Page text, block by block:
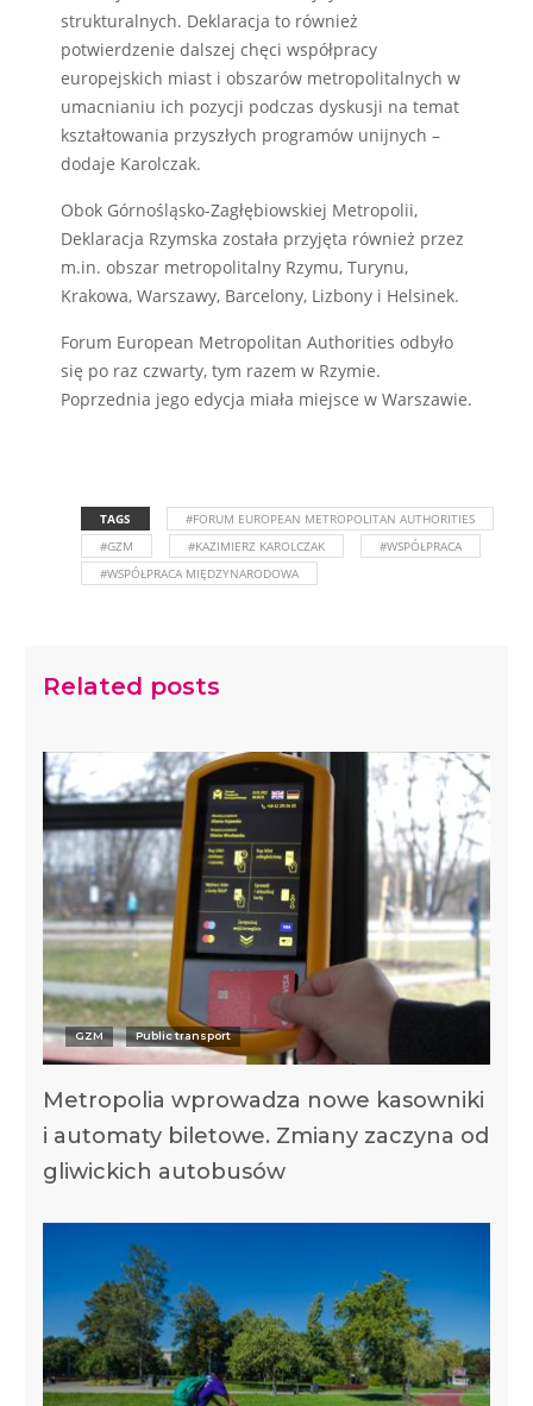
strukturalnych. Deklaracja to również
potwierdzenie dalszej chęci współpracy
europejskich miast i obszarów metropolitalnych w
umacnianiu ich pozycji podczas dyskusji na temat
kształtowania przyszłych programów unijnych –
dodaje Karolczak.
Obok Górnośląsko-Zagłębiowskiej Metropolii,
Deklaracja Rzymska została przyjęta również przez
m.in. obszar metropolitalny Rzymu, Turynu,
Krakowa, Warszawy, Barcelony, Lizbony i Helsinek.
Forum European Metropolitan Authorities odbyło
się po raz czwarty, tym razem w Rzymie.
Poprzednia jego edycja miała miejsce w Warszawie.
TAGS
#FORUM EUROPEAN METROPOLITAN AUTHORITIES
#GZM
#KAZIMIERZ KAROLCZAK
#WSPÓŁPRACA
#WSPÓŁPRACA MIĘDZYNARODOWA
Related posts
GZM Public transport
Metropolia wprowadza nowe kasowniki
i automaty biletowe. Zmiany zaczyna od
gliwickich autobusów